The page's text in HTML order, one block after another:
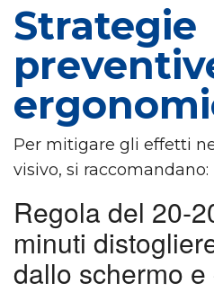
Strategie
Per mitigare gli effetti
visivo, si raccomandano:
Regola del
minuti
dallo schermo